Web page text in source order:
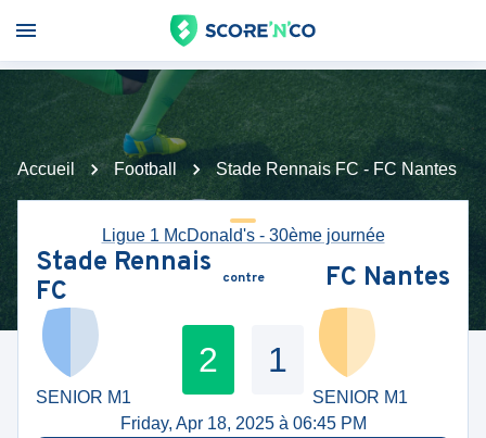
Accueil Football Stade Rennais FC - FC Nantes
Ligue 1 McDonald's - 30ème journée
Stade Rennais
FC
contre FC Nantes
SENIOR M1
2 1
SENIOR M1
Friday, Apr 18, 2025 à 06:45 PM